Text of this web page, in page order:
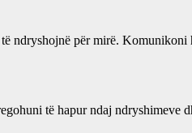
ndryshojnë për mirë. Komunikoni
të hapur ndaj ndryshimeve